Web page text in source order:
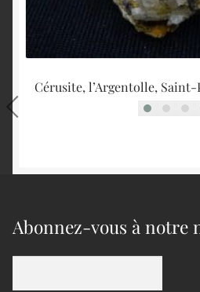
Cérusite, l’Argentolle,
Abonnez-vous à notre